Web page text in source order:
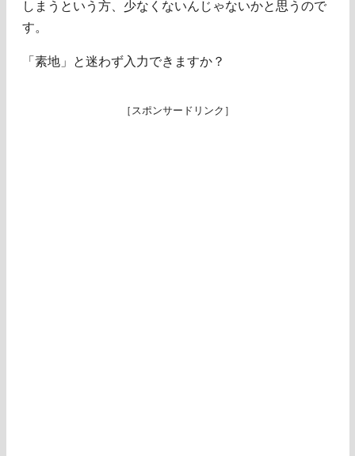
しまうという方、少なくないんじゃないかと思うので
す。
「素地」と迷わず入力できますか？
［スポンサードリンク］